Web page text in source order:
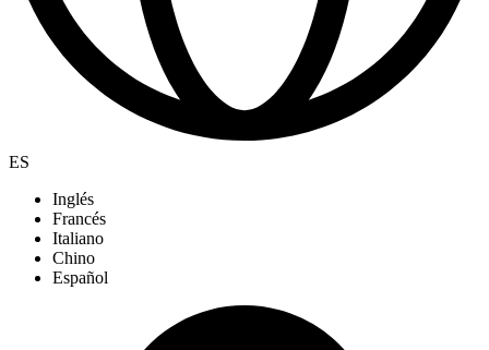
ES
Inglés
Francés
Italiano
Chino
Español